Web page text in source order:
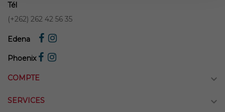
Tél
(+262) 262 42 56 35
Edena
Phoenix
COMPTE 
SERVICES 